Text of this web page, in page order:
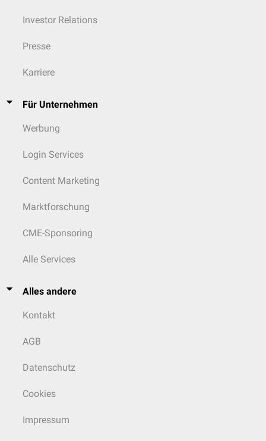
Investor Relations
Presse
Karriere
Für Unternehmen
Werbung
Login Services
Content Marketing
Marktforschung
CME-Sponsoring
Alle Services
Alles andere
Kontakt
AGB
Datenschutz
Cookies
Impressum